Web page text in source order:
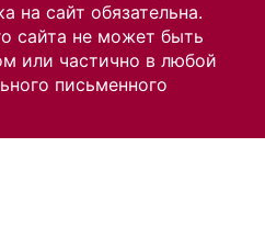
на сайт обязательна.
сайта не может быть
или частично в любой
письменного